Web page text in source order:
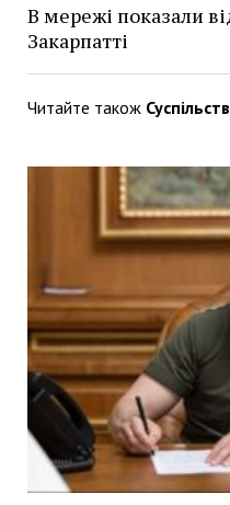
В мережі показали
Закарпатті
Читайте також